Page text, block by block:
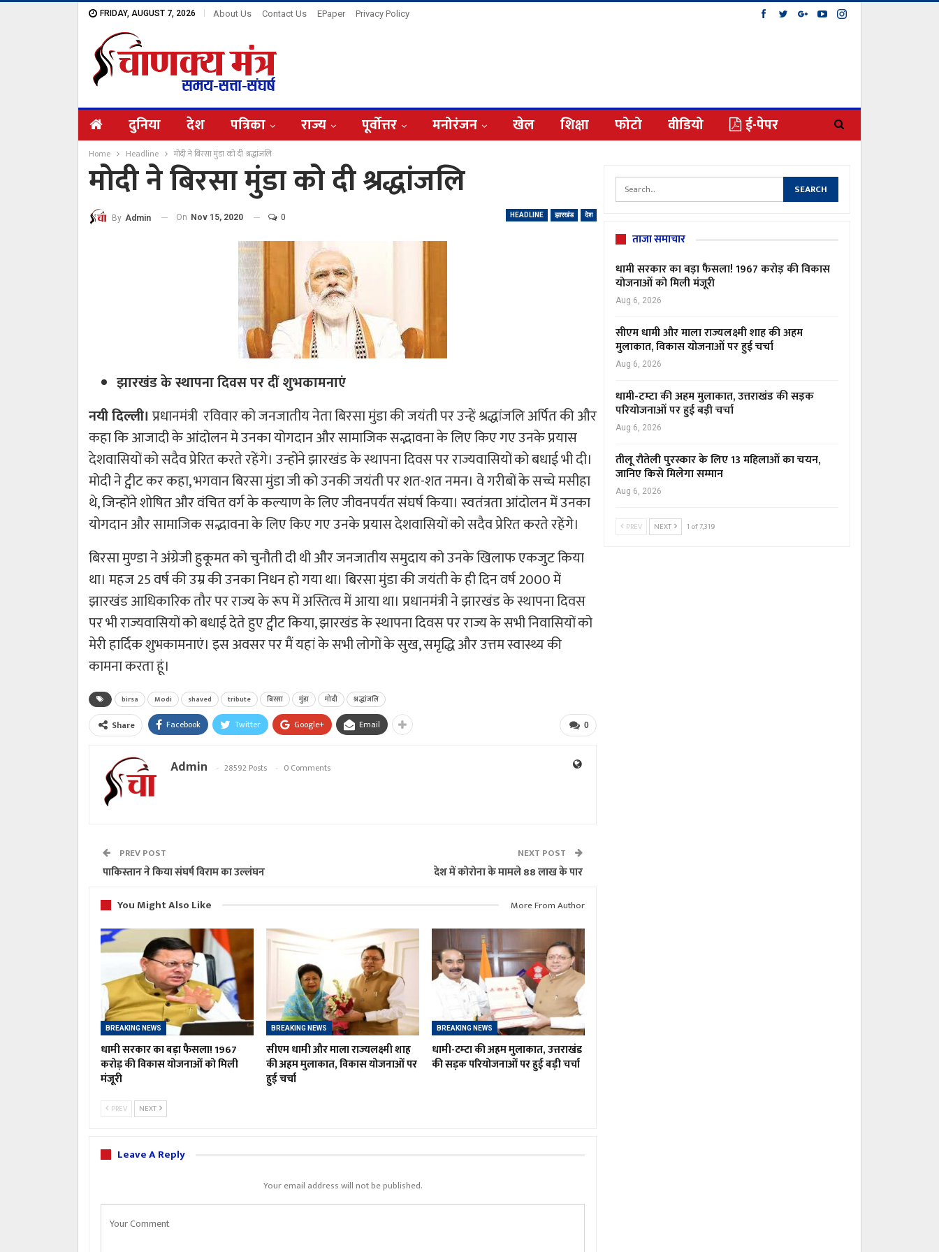
FRIDAY, AUGUST 7, 2026 About Us Contact Us EPaper Privacy Policy
दुनिया देश पत्रिका राज्य पूर्वोत्तर मनोरंजन खेल शिक्षा फोटो वीडियो ई-पेपर
Home Headline मोदी ने बिरसा मुंडा को दी श्रद्धांजलि
मोदी ने बिरसा मुंडा को दी श्रद्धांजलि
HEADLINE झारखंड देश
By Admin On Nov 15, 2020 0
झारखंड के स्थापना दिवस पर दीं शुभकामनाएं
नयी दिल्ली। प्रधानमंत्री रविवार को जनजातीय नेता बिरसा मुंडा की जयंती पर उन्हें श्रद्धांजलि अर्पित की और
कहा कि आजादी के आंदोलन मे उनका योगदान और सामाजिक सद्भावना के लिए किए गए उनके प्रयास
देशवासियों को सदैव प्रेरित करते रहेंगे। उन्होंने झारखंड के स्थापना दिवस पर राज्यवासियों को बधाई भी दी।
मोदी ने ट्वीट कर कहा, भगवान बिरसा मुंडा जी को उनकी जयंती पर शत-शत नमन। वे गरीबों के सच्चे मसीहा
थे, जिन्होंने शोषित और वंचित वर्ग के कल्याण के लिए जीवनपर्यंत संघर्ष किया। स्वतंत्रता आंदोलन में उनका
योगदान और सामाजिक सद्भावना के लिए किए गए उनके प्रयास देशवासियों को सदैव प्रेरित करते रहेंगे।
बिरसा मुण्‍डा ने अंग्रेजी हुकूमत को चुनौती दी थी और जनजातीय समुदाय को उनके खिलाफ एकजुट किया
था। महज 25 वर्ष की उम्र की उनका निधन हो गया था। बिरसा मुंडा की जयंती के ही दिन वर्ष 2000 में
झारखंड आधिकारिक तौर पर राज्य के रूप में अस्तित्व में आया था। प्रधानमंत्री ने झारखंड के स्थापना दिवस
पर भी राज्यवासियों को बधाई देते हुए ट्वीट किया, झारखंड के स्थापना दिवस पर राज्य के सभी निवासियों को
मेरी हार्दिक शुभकामनाएं। इस अवसर पर मैं यहां के सभी लोगों के सुख, समृद्धि और उत्तम स्वास्थ्य की
कामना करता हूं।
birsa Modi shaved tribute बिरसा मुंडा मोदी श्रद्धांजलि
0
Share Facebook Twitter Google+ Email
Admin 28592 Posts 0 Comments
PREV POST
पाकिस्तान ने किया संघर्ष विराम का उल्लंघन
NEXT POST
देश में कोरोना के मामले 88 लाख के पार
You Might Also Like
More From Author
BREAKING NEWS
धामी सरकार का बड़ा फैसला! 1967
करोड़ की विकास योजनाओं को मिली
मंजूरी
BREAKING NEWS
सीएम धामी और माला राज्यलक्ष्मी शाह
की अहम मुलाकात, विकास योजनाओं पर
हुई चर्चा
BREAKING NEWS
धामी-टम्टा की अहम मुलाकात, उत्तराखंड
की सड़क परियोजनाओं पर हुई बड़ी चर्चा
PREV NEXT
Leave A Reply
Your email address will not be published.
ताजा समाचार
धामी सरकार का बड़ा फैसला! 1967 करोड़ की विकास
योजनाओं को मिली मंजूरी
Aug 6, 2026
सीएम धामी और माला राज्यलक्ष्मी शाह की अहम
मुलाकात, विकास योजनाओं पर हुई चर्चा
Aug 6, 2026
धामी-टम्टा की अहम मुलाकात, उत्तराखंड की सड़क
परियोजनाओं पर हुई बड़ी चर्चा
Aug 6, 2026
तीलू रौतेली पुरस्कार के लिए 13 महिलाओं का चयन,
जानिए किसे मिलेगा सम्मान
Aug 6, 2026
PREV NEXT 1 of 7,319